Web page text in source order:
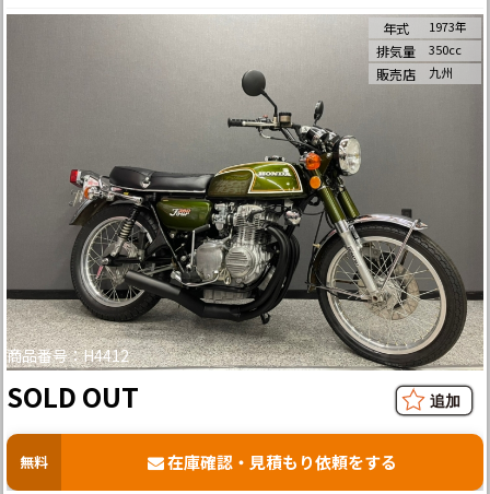
商品番号：H4412
年式 1973年
排気量 350cc
販売店 九州
SOLD OUT
無料 在庫確認・見積もり依頼をする